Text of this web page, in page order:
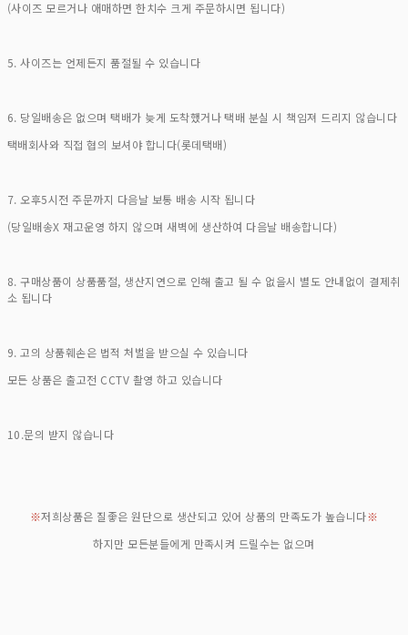
(사이즈 모르거나 애매하면 한치수 크게 주문하시면 됩니다)
5. 사이즈는 언제든지 품절될 수 있습니다
6. 당일배송은 없으며 택배가 늦게 도착했거나 택배 분실 시 책임져 드리지 않습니다
택배회사와 직접 협의 보셔야 합니다(롯데택배)
7. 오후5시전 주문까지 다음날 보통 배송 시작 됩니다
(당일배송X 재고운영 하지 않으며 새벽에 생산하여 다음날 배송합니다)
8. 구매상품이 상품품절, 생산지연으로 인해 출고 될 수 없을시 별도 안내없이 결제취
소 됩니다
9. 고의 상품훼손은 법적 처벌을 받으실 수 있습니다
모든 상품은 출고전 CCTV 촬영 하고 있습니다
10.문의 받지 않습니다
※저희상품은 질좋은 원단으로 생산되고 있어 상품의 만족도가 높습니다※
하지만 모든분들에게 만족시켜 드릴수는 없으며